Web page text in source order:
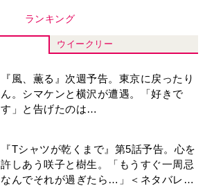
『風、薫る』次週予告。東京に戻ったり
す」と告げたのは…
『Tシャツが乾くまで』第5話予告。心を
なんでそれが過ぎたら…」＜ネタバレあ
り＞
【もうムリ！ご近所姑】「こんなもん捨